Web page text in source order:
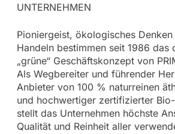
UNTERNEHMEN
Pioniergeist, ökologisches
Handeln bestimmen seit 1986 das
„grüne“ Geschäftskonzept von
Als Wegbereiter und führender
Anbieter von 100 % naturreinen
und hochwertiger zertifizierter
stellt das Unternehmen höchste
Qualität und Reinheit aller